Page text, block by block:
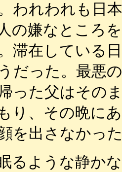
われわれも日
の嫌なところ
滞在している
だった。最悪
った父はその
り、その晩に
を出さなかっ
るような静か